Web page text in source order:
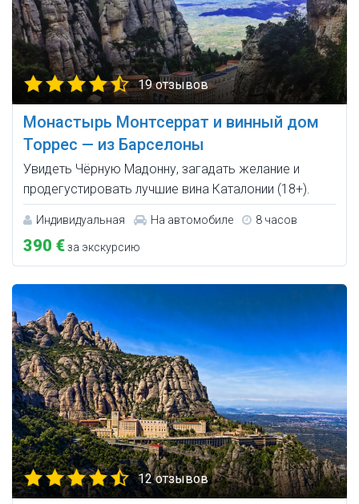
19 отзывов
Монастырь Монтсеррат и винный дом
Торрес — из Барселоны
Увидеть Чёрную Мадонну, загадать желание и
продегустировать лучшие вина Каталонии (18+).
Индивидуальная На автомобиле 8 часов
390 €за экскурсию
12 отзывов